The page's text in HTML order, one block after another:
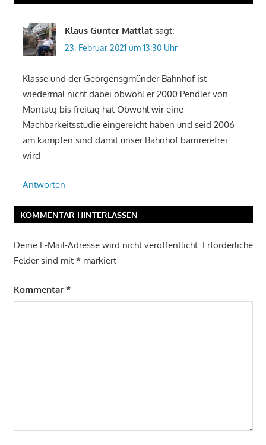
Klaus Günter Mattlat sagt:
23. Februar 2021 um 13:30 Uhr
Klasse und der Georgensgmünder Bahnhof ist
wiedermal nicht dabei obwohl er 2000 Pendler von
Montatg bis freitag hat Obwohl wir eine
Machbarkeitsstudie eingereicht haben und seid 2006
am kämpfen sind damit unser Bahnhof barrirerefrei
wird
Antworten
KOMMENTAR HINTERLASSEN
Deine E-Mail-Adresse wird nicht veröffentlicht. Erforderliche
Felder sind mit *markiert
Kommentar *